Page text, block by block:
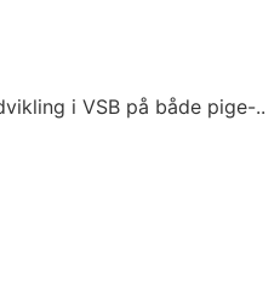
i VSB på både pige-..